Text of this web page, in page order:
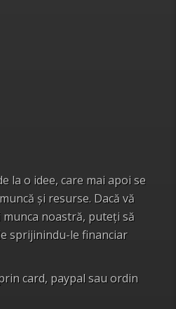
la o idee, care mai apoi se
și resurse. Dacă vă
munca noastră, puteți să
sprijinindu-le financiar
card, paypal sau ordin